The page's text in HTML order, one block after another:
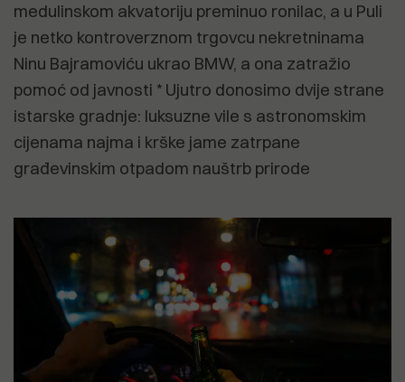
medulinskom akvatoriju preminuo ronilac, a u Puli
je netko kontroverznom trgovcu nekretninama
Ninu Bajramoviću ukrao BMW, a ona zatražio
pomoć od javnosti * Ujutro donosimo dvije strane
istarske gradnje: luksuzne vile s astronomskim
cijenama najma i krške jame zatrpane
građevinskim otpadom nauštrb prirode